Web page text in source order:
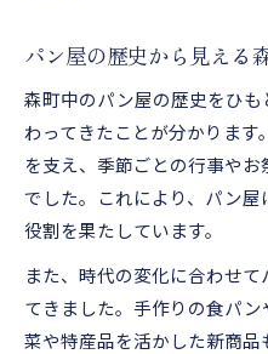
パン屋の歴史から見える
森町中のパン屋の歴史をひ
わってきたことが分かります
を支え、季節ごとの行事や
でした。これにより、パン屋
役割を果たしています。
また、時代の変化に合わせ
てきました。手作りの食パ
菜や特産品を活かした新商